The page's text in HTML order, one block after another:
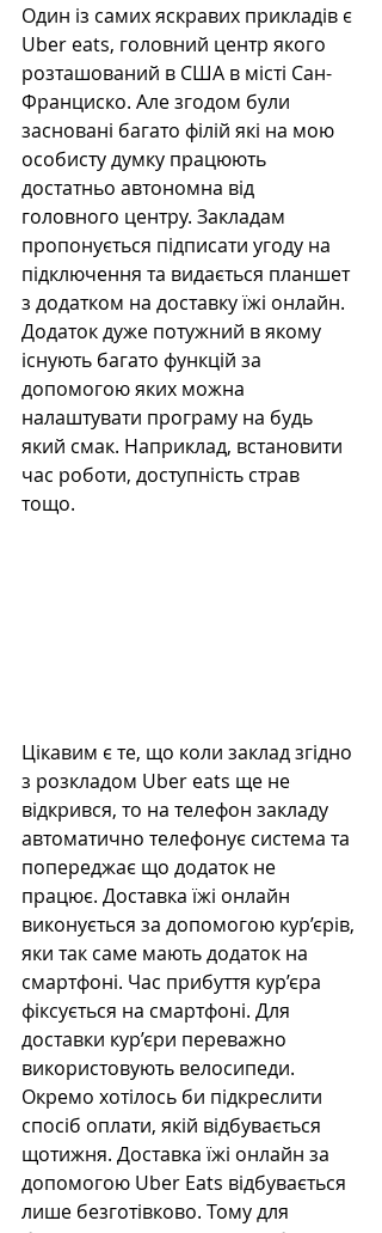
Один із самих яскравих прикладів є
Uber eats, головний центр якого
розташований в США в місті Сан-
Франциско. Але згодом були
засновані багато філій які на мою
особисту думку працюють
достатньо автономна від
головного центру. Закладам
пропонується підписати угоду на
підключення та видається планшет
з додатком на доставку їжі онлайн.
Додаток дуже потужний в якому
існують багато функцій за
допомогою яких можна
налаштувати програму на будь
який смак. Наприклад, встановити
час роботи, доступність страв
тощо.
Цікавим є те, що коли заклад згідно
з розкладом Uber eats ще не
відкрився, то на телефон закладу
автоматично телефонує система та
попереджає що додаток не
працює. Доставка їжі онлайн
виконується за допомогою кур’єрів,
яки так саме мають додаток на
смартфоні. Час прибуття кур’єра
фіксується на смартфоні. Для
доставки кур’єри переважно
використовують велосипеди.
Окремо хотілось би підкреслити
спосіб оплати, якій відбувається
щотижня. Доставка їжі онлайн за
допомогою Uber Eats відбувається
лише безготівково. Тому для